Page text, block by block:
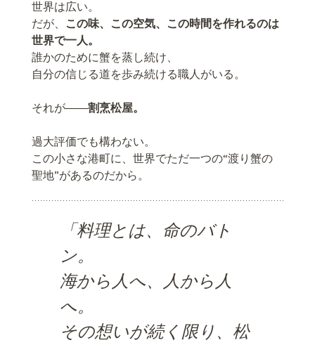
世界は広い。
だが、 この味、この空気、この時間を作れるのは
世界で一人。
誰かのために蟹を蒸し続け、
自分の信じる道を歩み続ける職人がいる。
それが――割烹松屋。
過大評価でも構わない。
この小さな港町に、世界でただ一つの“渡り蟹の
聖地”があるのだから。
「料理とは、命のバト
ン。
海から人へ、人から人
へ。
その想いが続く限り、松